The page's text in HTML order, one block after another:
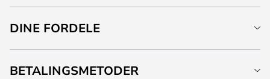
DINE FORDELE
BETALINGSMETODER